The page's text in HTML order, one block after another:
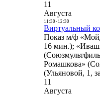
11
Августа
11:30- 12:30
Виртуальный
Показ м/ф
16 мин.);
Ромашкова»
(Ульяновой, 1,
11
Августа